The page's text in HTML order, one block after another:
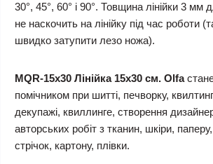
30°, 45°, 60° і 90°. Товщина лінійки 3 мм
не наскочить на лінійку під час роботи
швидко затупити лезо ножа).
MQR-15х30 Лінійка 15х30 см. Olfa
помічником при шитті, печворку,
декупажі, квиллинге, створення
авторських робіт з тканин, шкіри,
стрічок, картону, плівки.